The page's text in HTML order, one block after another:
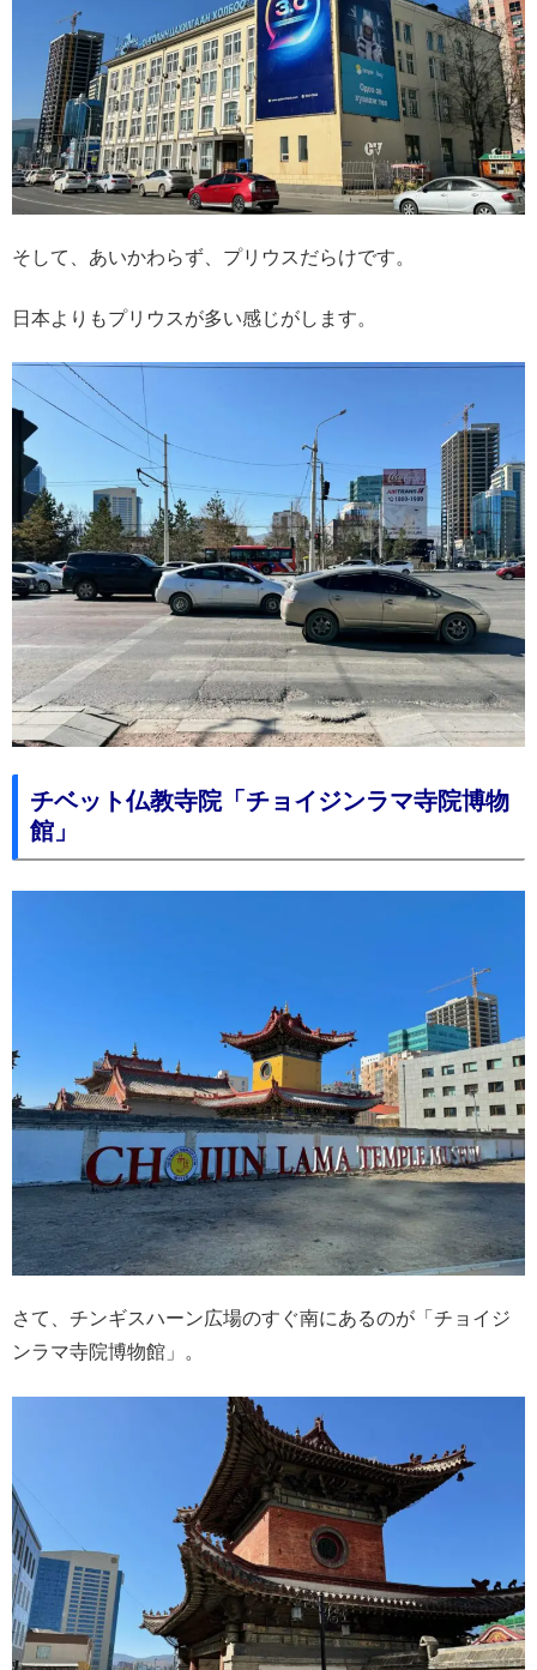
そして、あいかわらず、プリウスだらけです。
日本よりもプリウスが多い感じがします。
チベット仏教寺院「チョイジンラマ寺院博物
館」
さて、チンギスハーン広場のすぐ南にあるのが「チョイジ
ンラマ寺院博物館」。